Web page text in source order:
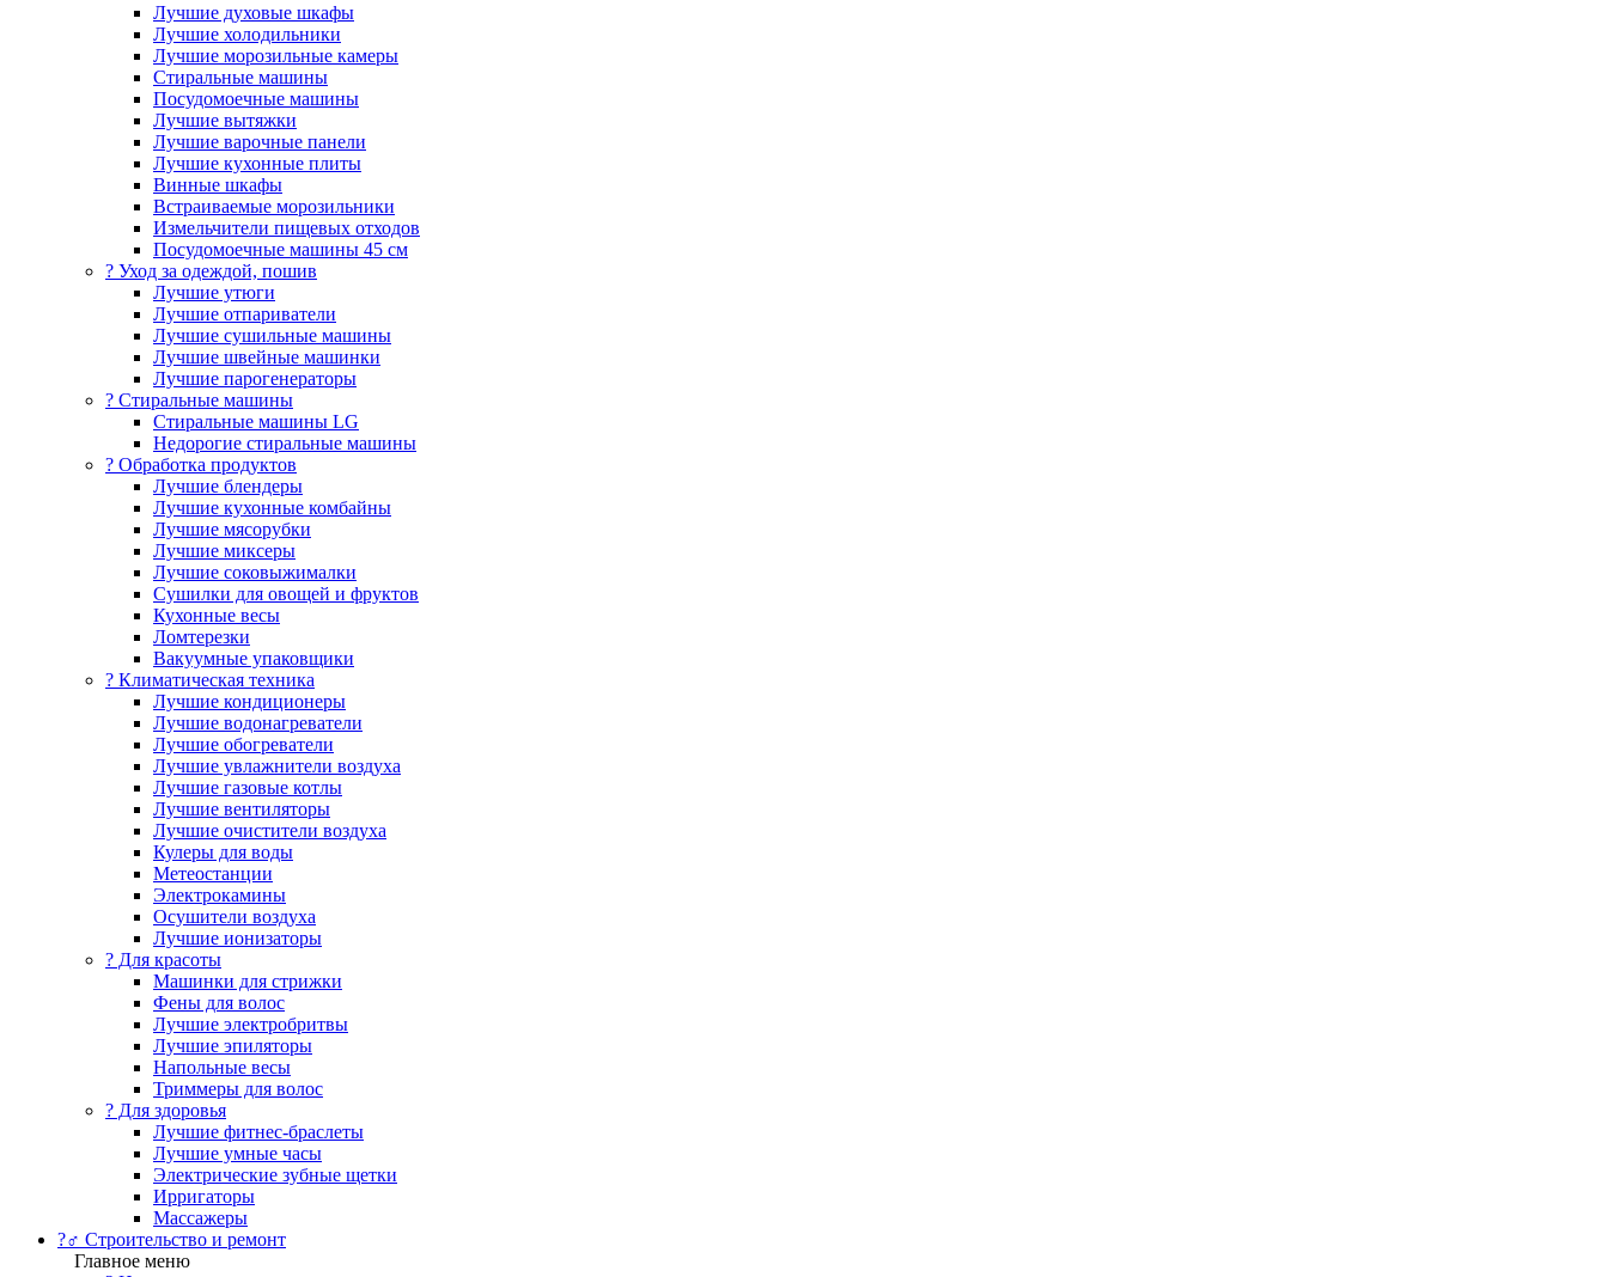
Лучшие духовые шкафы
Лучшие холодильники
Лучшие морозильные камеры
Стиральные машины
Посудомоечные машины
Лучшие вытяжки
Лучшие варочные панели
Лучшие кухонные плиты
Винные шкафы
Встраиваемые морозильники
Измельчители пищевых отходов
Посудомоечные машины 45 см
? Уход за одеждой, пошив
Лучшие утюги
Лучшие отпариватели
Лучшие сушильные машины
Лучшие швейные машинки
Лучшие парогенераторы
? Стиральные машины
Стиральные машины LG
Недорогие стиральные машины
? Обработка продуктов
Лучшие блендеры
Лучшие кухонные комбайны
Лучшие мясорубки
Лучшие миксеры
Лучшие соковыжималки
Сушилки для овощей и фруктов
Кухонные весы
Ломтерезки
Вакуумные упаковщики
?️ Климатическая техника
Лучшие кондиционеры
Лучшие водонагреватели
Лучшие обогреватели
Лучшие увлажнители воздуха
Лучшие газовые котлы
Лучшие вентиляторы
Лучшие очистители воздуха
Кулеры для воды
Метеостанции
Электрокамины
Осушители воздуха
Лучшие ионизаторы
? Для красоты
Машинки для стрижки
Фены для волос
Лучшие электробритвы
Лучшие эпиляторы
Напольные весы
Триммеры для волос
? Для здоровья
Лучшие фитнес-браслеты
Лучшие умные часы
Электрические зубные щетки
Ирригаторы
Массажеры
?‍♂️ Строительство и ремонт
Главное меню